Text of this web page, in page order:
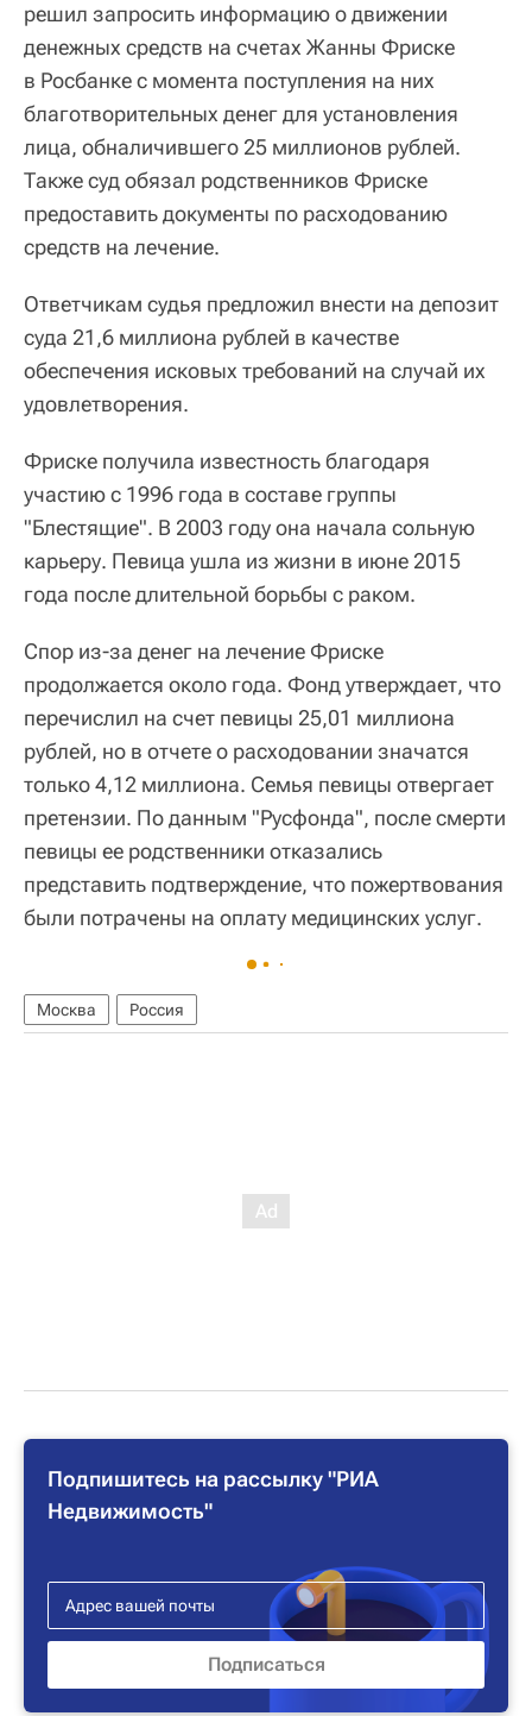
решил запросить информацию о движении
денежных средств на счетах Жанны Фриске
в Росбанке с момента поступления на них
благотворительных денег для установления
лица, обналичившего 25 миллионов рублей.
Также суд обязал родственников Фриске
предоставить документы по расходованию
средств на лечение.
Ответчикам судья предложил внести на депозит
суда 21,6 миллиона рублей в качестве
обеспечения исковых требований на случай их
удовлетворения.
Фриске получила известность благодаря
участию с 1996 года в составе группы
"Блестящие". В 2003 году она начала сольную
карьеру. Певица ушла из жизни в июне 2015
года после длительной борьбы с раком.
Спор из-за денег на лечение Фриске
продолжается около года. Фонд утверждает, что
перечислил на счет певицы 25,01 миллиона
рублей, но в отчете о расходовании значатся
только 4,12 миллиона. Семья певицы отвергает
претензии. По данным "Русфонда", после смерти
певицы ее родственники отказались
представить подтверждение, что пожертвования
были потрачены на оплату медицинских услуг.
Москва Россия
Подпишитесь на рассылку "РИА
Недвижимость"